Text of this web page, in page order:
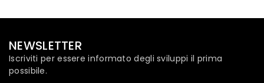
NEWSLETTER
Iscriviti per essere informato degli sviluppi il prima
possibile.